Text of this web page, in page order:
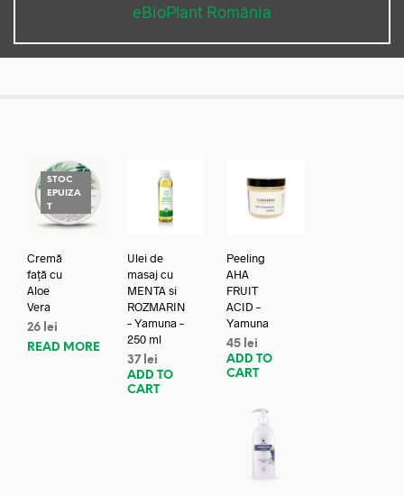
eBioPlant România
STOC
EPUIZA
T
Cremă
față cu
Aloe
Vera
26 lei
READ MORE
Ulei de
masaj cu
MENTA si
ROZMARIN
– Yamuna –
250 ml
37 lei
ADD TO
CART
Peeling
AHA
FRUIT
ACID –
Yamuna
45 lei
ADD TO
CART